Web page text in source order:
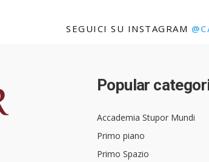
SEGUICI SU INSTAGRAM
Popular
Accademia Stupor Mundi
Primo piano
Primo Spazio